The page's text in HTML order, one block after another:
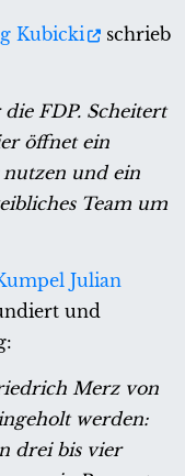
Kubicki
schrieb
FDP. Scheitert
öffnet ein
nutzen und ein
Team um
Julian
und
Merz von
werden:
drei bis vier